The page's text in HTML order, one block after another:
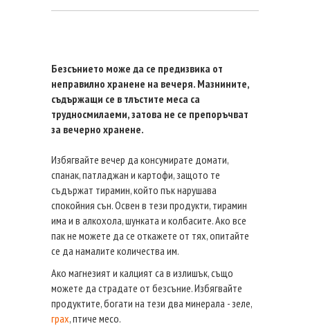
Безсънието може да се предизвика от
неправилно хранене на вечеря. Мазнините,
съдържащи се в тлъстите меса са
трудносмилаеми, затова не се препоръчват
за вечерно хранене.
Избягвайте вечер да консумирате домати,
спанак, патладжан и картофи, защото те
съдържат тирамин, който пък нарушава
спокойния сън. Освен в тези продукти, тирамин
има и в алкохола, шунката и колбасите. Ако все
пак не можете да се откажете от тях, опитайте
се да намалите количества им.
Ако магнезият и калцият са в излишък, също
можете да страдате от безсъние. Избягвайте
продуктите, богати на тези два минерала - зеле,
грах, птиче месо.